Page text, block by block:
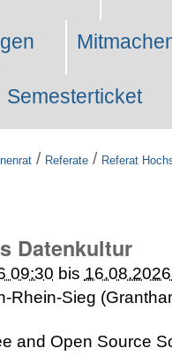
Semesterticket
/ Referate / Referat
Datenkultur
09:30 bis
Rhein-Sieg
and Open Source